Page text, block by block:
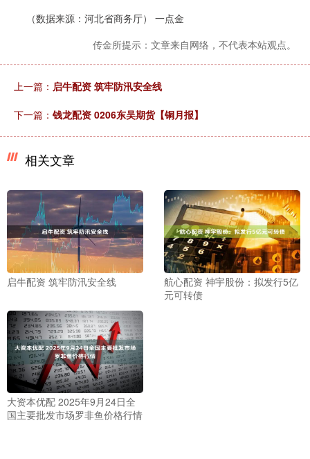
（数据来源：河北省商务厅） 一点金
传金所提示：文章来自网络，不代表本站观点。
上一篇： 启牛配资 筑牢防汛安全线
下一篇： 钱龙配资 0206东吴期货【铜月报】
相关文章
启牛配资 筑牢防汛安全线
航心配资 神宇股份：拟发行5亿
元可转债
大资本优配 2025年9月24日全
国主要批发市场罗非鱼价格行情